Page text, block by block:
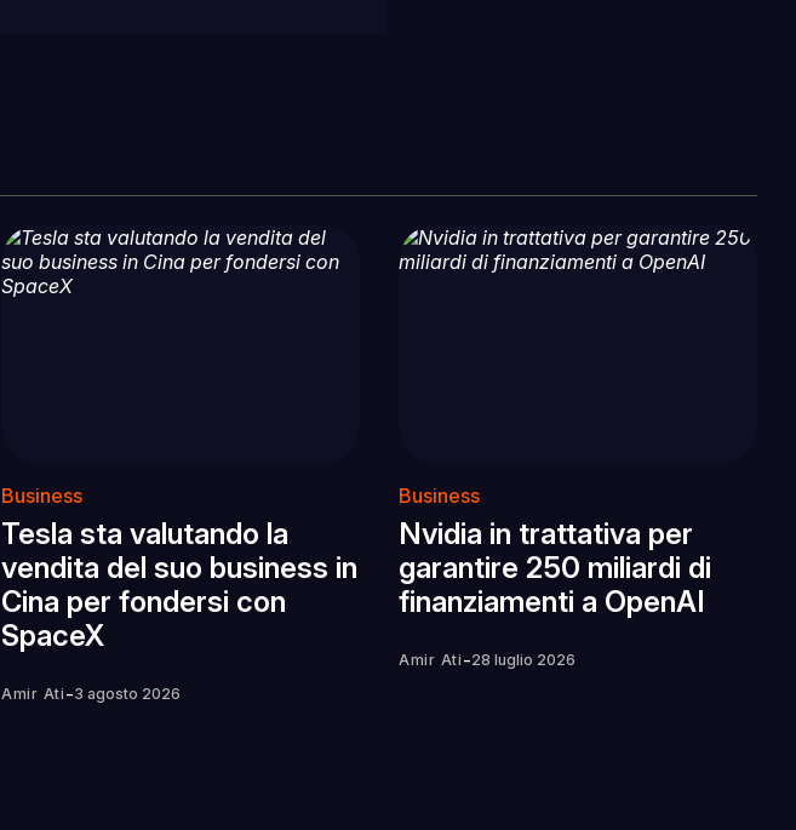
Business
Tesla sta valutando la
vendita del suo business in
Cina per fondersi con
SpaceX
Amir Ati -3 agosto 2026
Business
Nvidia in trattativa per
garantire 250 miliardi di
finanziamenti a OpenAI
Amir Ati -28 luglio 2026